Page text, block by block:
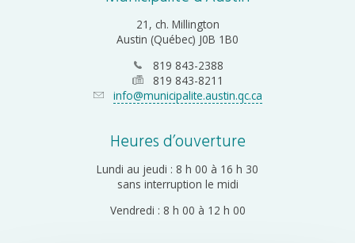
21, ch. Millington
Austin (Québec) J0B 1B0
819 843-2388
819 843-8211
info@municipalite.austin.qc.ca
Heures d’ouverture
Lundi au jeudi : 8 h 00 à 16 h 30
sans interruption le midi
Vendredi : 8 h 00 à 12 h 00